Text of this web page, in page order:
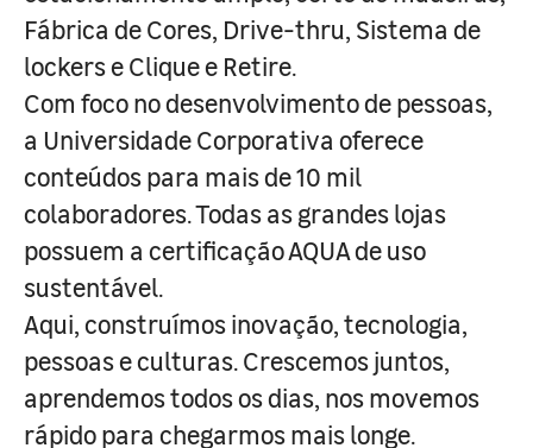
Fábrica de Cores, Drive-thru, Sistema de
lockers e Clique e Retire.
Com foco no desenvolvimento de pessoas,
a Universidade Corporativa oferece
conteúdos para mais de 10 mil
colaboradores. Todas as grandes lojas
possuem a certificação AQUA de uso
sustentável.
Aqui, construímos inovação, tecnologia,
pessoas e culturas. Crescemos juntos,
aprendemos todos os dias, nos movemos
rápido para chegarmos mais longe.